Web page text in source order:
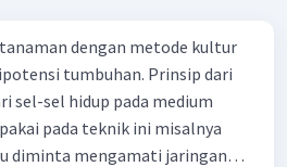
dapat menggabungkan
dari sapi Brahman dan
Hal ini memungkinkan
yang lebih adaptif dan
mereka.
dengan metode kultur
tumbuhan. Prinsip dari
sel-sel hidup pada medium
pada teknik ini misalnya
diminta mengamati jaringan